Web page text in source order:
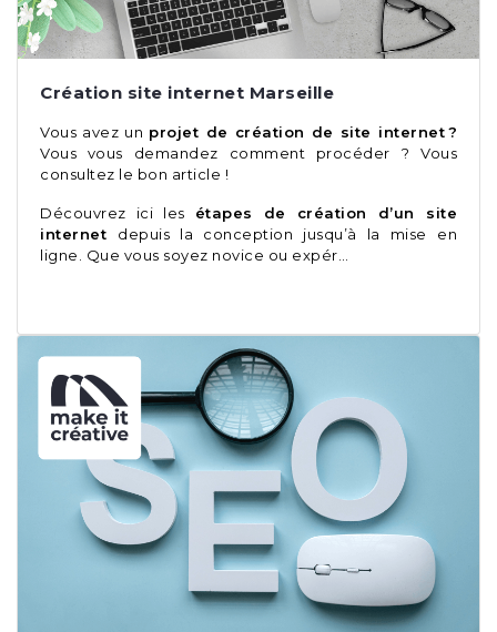
Création site internet Marseille
Vous avez un projet de création de site internet ?
Vous vous demandez comment procéder ? Vous
consultez le bon article !
Découvrez ici les étapes de création d’un site
internet depuis la conception jusqu’à la mise en
ligne. Que vous soyez novice ou expér…